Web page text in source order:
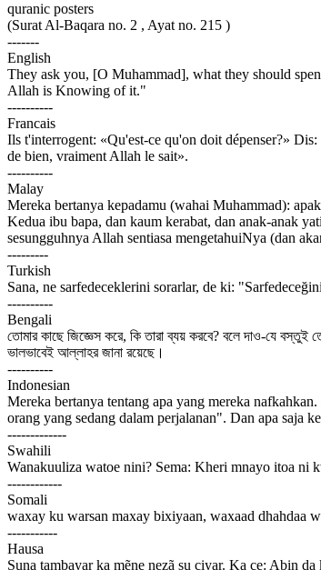
quranic posters
(Surat Al-Baqara no. 2 , Ayat no. 215 )
-------
English
They ask you, [O Muhammad], what they should
Allah is Knowing of it."
----------
Francais
Ils t'interrogent: «Qu'est-ce qu'on doit dépenser?»
de bien, vraiment Allah le sait».
----------
Malay
Mereka bertanya kepadamu (wahai Muhammad):
Kedua ibu bapa, dan kaum kerabat, dan anak-anak
sesungguhnya Allah sentiasa mengetahuiNya (dan
---------
Turkish
Sana, ne sarfedeceklerini sorarlar, de ki:
----------
Bengali
তোমার কাছে জিজ্ঞেস করে, কি তারা ব্যয় করবে? বলে দাও-যে
ভালভাবেই আল্লাহর জানা রয়েছে।
----------
Indonesian
Mereka bertanya tentang apa yang mereka
orang yang sedang dalam perjalanan". Dan apa saja
-------------
Swahili
Wanakuuliza watoe nini? Sema: Kheri mnayo itoa ni
------------
Somali
waxay ku warsan maxay bixiyaan, waxaad dhahdaa
-----------
Hausa
Suna tambayar ka mẽne nezã su ciyar. Ka ce: Abin